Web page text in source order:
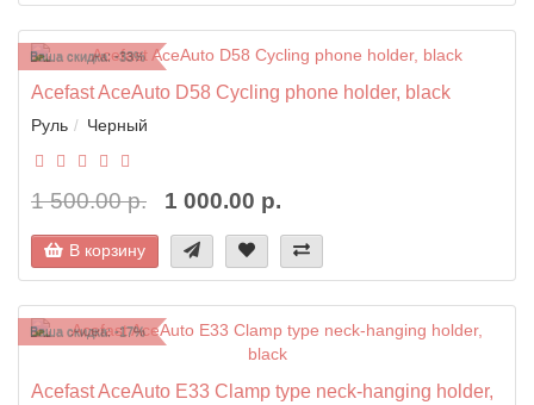
Ваша скидка: -33%
Acefast AceAuto D58 Cycling phone holder, black
Руль Черный
1 500.00 р. 1 000.00 р.
В корзину
Ваша скидка: -17%
Acefast AceAuto E33 Clamp type neck-hanging holder,